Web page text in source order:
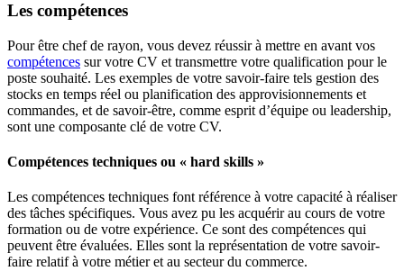
Les compétences
Pour être chef de rayon, vous devez réussir à mettre en avant vos
compétences sur votre CV et transmettre votre qualification pour le
poste souhaité. Les exemples de votre savoir-faire tels gestion des
stocks en temps réel ou planification des approvisionnements et
commandes, et de savoir-être, comme esprit d’équipe ou leadership,
sont une composante clé de votre CV.
Compétences techniques ou « hard skills »
Les compétences techniques font référence à votre capacité à réaliser
des tâches spécifiques. Vous avez pu les acquérir au cours de votre
formation ou de votre expérience. Ce sont des compétences qui
peuvent être évaluées. Elles sont la représentation de votre savoir-
faire relatif à votre métier et au secteur du commerce.